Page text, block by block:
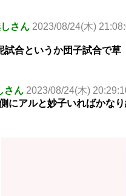
さん 2023/08/24(木)
試合というか団子試合で草
さん 2023/08/24(木)
にアルと妙子いればかな